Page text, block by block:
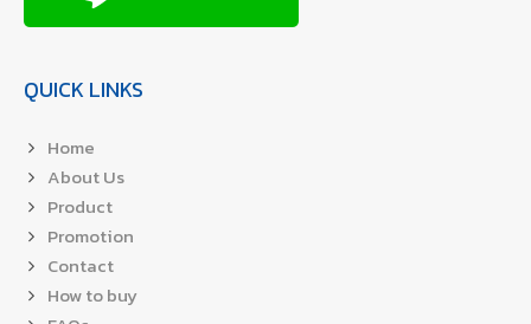
QUICK LINKS
Home
About Us
Product
Promotion
Contact
How to buy